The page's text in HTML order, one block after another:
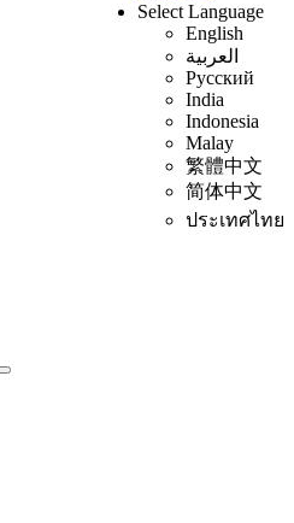
Select Language
English
العربية
Русский
India
Indonesia
Malay
繁體中文
简体中文
ประเทศไทย